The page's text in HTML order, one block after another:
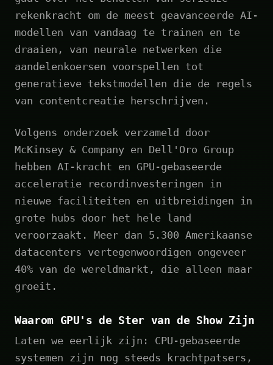
rekenkracht om de meest geavanceerde AI-
modellen van vandaag te trainen en te
draaien, van neurale netwerken die
aandelenkoersen voorspellen tot
generatieve tekstmodellen die de regels
van contentcreatie herschrijven.
Volgens onderzoek verzameld door
McKinsey & Company en Dell'Oro Group
hebben AI-kracht en GPU-gebaseerde
acceleratie recordinvesteringen in
nieuwe faciliteiten en uitbreidingen in
grote hubs door het hele land
veroorzaakt. Meer dan 5.300 Amerikaanse
datacenters vertegenwoordigen ongeveer
40% van de wereldmarkt, die alleen maar
groeit.
Waarom GPU's de Ster van de Show Zijn
Laten we eerlijk zijn: CPU-gebaseerde
systemen zijn nog steeds krachtpatsers,